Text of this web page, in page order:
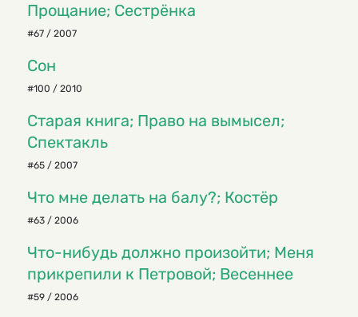
Прощание; Сестрёнка
#67 / 2007
Сон
#100 / 2010
Старая книга; Право на вымысел;
Спектакль
#65 / 2007
Что мне делать на балу?; Костёр
#63 / 2006
Что-нибудь должно произойти; Меня
прикрепили к Петровой; Весеннее
#59 / 2006